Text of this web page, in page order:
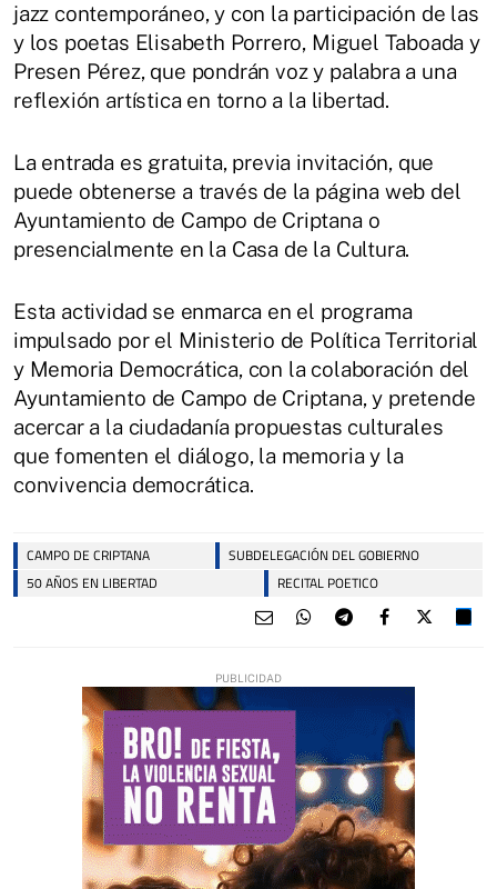
jazz contemporáneo, y con la participación de las
y los poetas Elisabeth Porrero, Miguel Taboada y
Presen Pérez, que pondrán voz y palabra a una
reflexión artística en torno a la libertad.
La entrada es gratuita, previa invitación, que
puede obtenerse a través de la página web del
Ayuntamiento de Campo de Criptana o
presencialmente en la Casa de la Cultura.
Esta actividad se enmarca en el programa
impulsado por el Ministerio de Política Territorial
y Memoria Democrática, con la colaboración del
Ayuntamiento de Campo de Criptana, y pretende
acercar a la ciudadanía propuestas culturales
que fomenten el diálogo, la memoria y la
convivencia democrática.
CAMPO DE CRIPTANA
SUBDELEGACIÓN DEL GOBIERNO
50 AÑOS EN LIBERTAD
RECITAL POETICO